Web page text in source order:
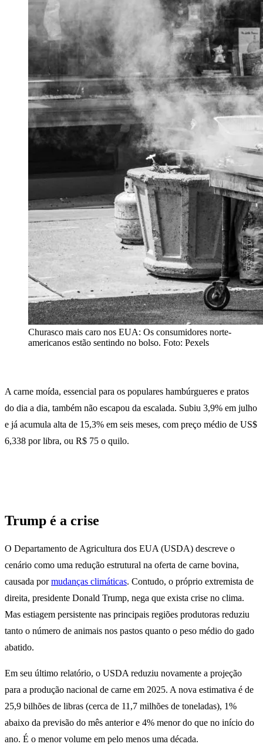
Churasco mais caro nos EUA: Os consumidores norte-
americanos estão sentindo no bolso. Foto: Pexels
A carne moída, essencial para os populares hambúrgueres e pratos
do dia a dia, também não escapou da escalada. Subiu 3,9% em julho
e já acumula alta de 15,3% em seis meses, com preço médio de US$
6,338 por libra, ou R$ 75 o quilo.
Trump é a crise
O Departamento de Agricultura dos EUA (USDA) descreve o
cenário como uma redução estrutural na oferta de carne bovina,
causada pormudanças climáticas. Contudo, o próprio extremista de
direita, presidente Donald Trump, nega que exista crise no clima.
Mas estiagem persistente nas principais regiões produtoras reduziu
tanto o número de animais nos pastos quanto o peso médio do gado
abatido.
Em seu último relatório, o USDA reduziu novamente a projeção
para a produção nacional de carne em 2025. A nova estimativa é de
25,9 bilhões de libras (cerca de 11,7 milhões de toneladas), 1%
abaixo da previsão do mês anterior e 4% menor do que no início do
ano. É o menor volume em pelo menos uma década.